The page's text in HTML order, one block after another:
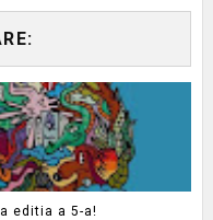
editia a 5-a!